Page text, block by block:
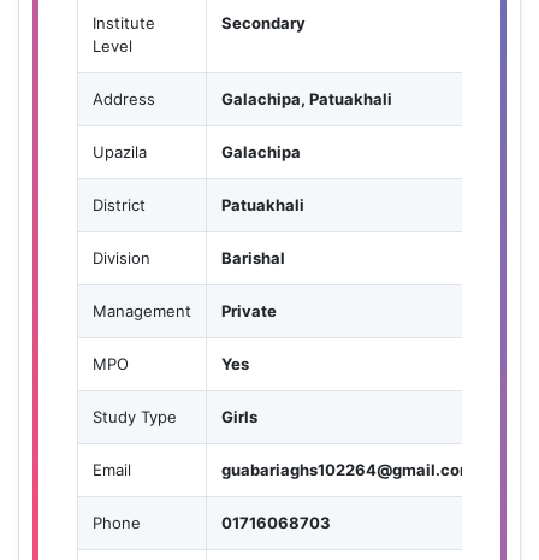
Institute
Level
Secondary
Address Galachipa, Patuakhali
Upazila Galachipa
District Patuakhali
Division Barishal
Management Private
MPO Yes
Study Type Girls
Email guabariaghs102264@gmail.com
Phone 01716068703